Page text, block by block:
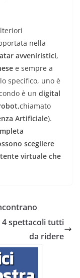
nella
avveniristici,
e sempre a
specifico, uno è
è un digital
,chiamato
Artificiale).
scegliere
virtuale che
4 spettacoli tutti
da ridere